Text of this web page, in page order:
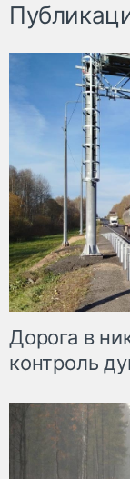
Дорога в
контроль